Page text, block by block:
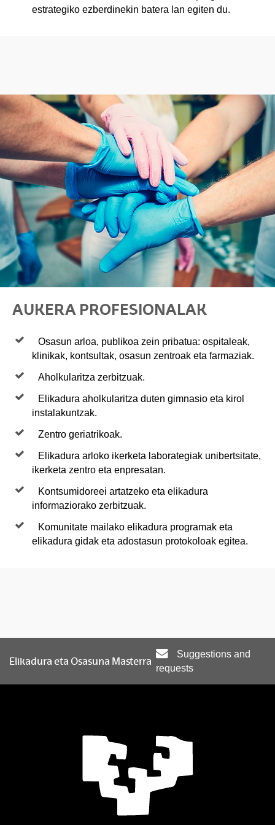
estrategiko ezberdinekin batera lan egiten du.
AUKERA PROFESIONALAK
Osasun arloa, publikoa zein pribatua: ospitaleak,
klinikak, kontsultak, osasun zentroak eta farmaziak.
Aholkularitza zerbitzuak.
Elikadura aholkularitza duten gimnasio eta kirol
instalakuntzak.
Zentro geriatrikoak.
Elikadura arloko ikerketa laborategiak unibertsitate,
ikerketa zentro eta enpresatan.
Kontsumidoreei artatzeko eta elikadura
informaziorako zerbitzuak.
Komunitate mailako elikadura programak eta
elikadura gidak eta adostasun protokoloak egitea.
Elikadura eta Osasuna Masterra
Suggestions and
requests